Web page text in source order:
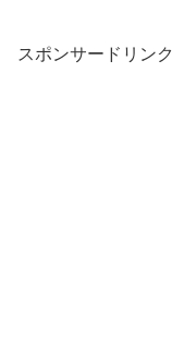
スポンサードリンク